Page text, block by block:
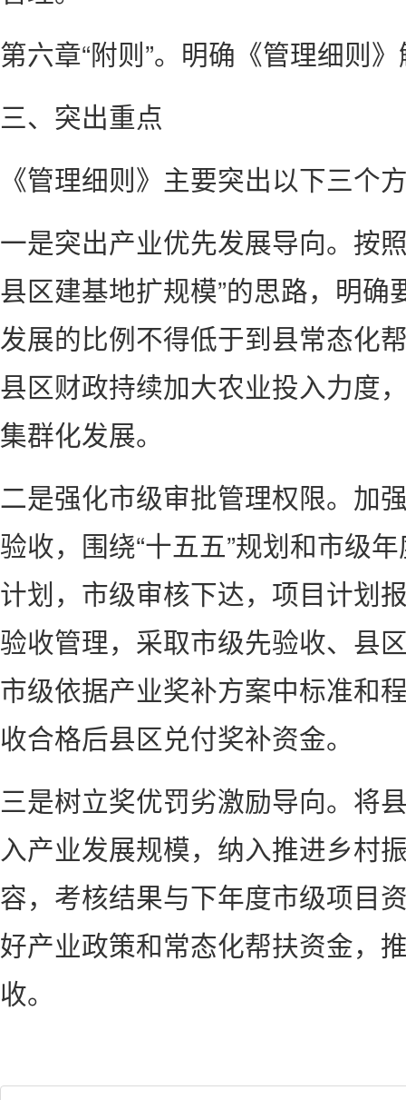
第六章“附则”。明确《管理细则
三、突出重点
《管理细则》主要突出以下三个
一是突出产业优先发展导向。按
县区建基地扩规模”的思路，明确
发展的比例不得低于到县常态化
县区财政持续加大农业投入力度
集群化发展。
二是强化市级审批管理权限。加
验收，围绕“十五五”规划和市级
计划，市级审核下达，项目计划
验收管理，采取市级先验收、县
市级依据产业奖补方案中标准和
收合格后县区兑付奖补资金。
三是树立奖优罚劣激励导向。将
入产业发展规模，纳入推进乡村
容，考核结果与下年度市级项目
好产业政策和常态化帮扶资金，
收。